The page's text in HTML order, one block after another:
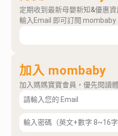
定期收到最新母嬰新知&優惠資
輸入Email 即可訂閱 mombaby
加入 mombaby
加入媽媽寶寶會員，優先閱讀